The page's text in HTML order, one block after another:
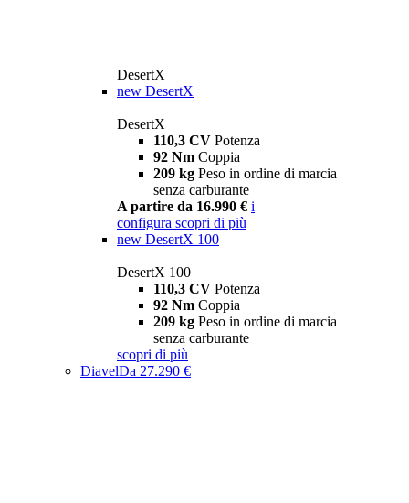
DesertX
new DesertX
DesertX
110,3 CV Potenza
92 Nm Coppia
209 kg Peso in ordine di marcia
senza carburante
A partire da 16.990 € i
configura scopri di più
new DesertX 100
DesertX 100
110,3 CV Potenza
92 Nm Coppia
209 kg Peso in ordine di marcia
senza carburante
scopri di più
DiavelDa 27.290 €